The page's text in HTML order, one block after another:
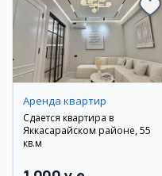
Аренда квартир
Сдается квартира в
Яккасарайском районе, 55
кв.м